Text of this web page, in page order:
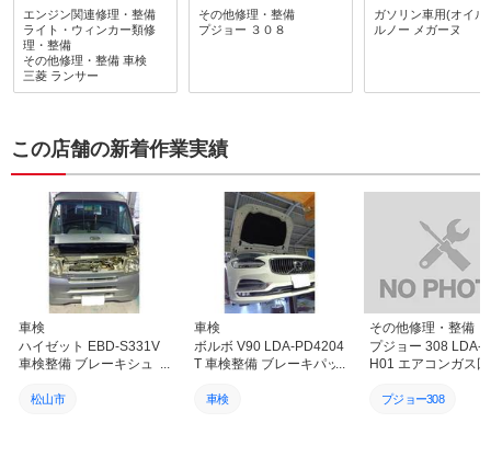
備・修理作業をしてくださ
りこちらのニーズに応じた
対応をしてくださいました
ありがとうございましたま
た車検後に急な整備作業依
頼にも迅速 丁寧に対応し
ー7 FDの再登録に向けて
ご迷惑をおかけしているこ
とと思うのですが気長に合
わせて対応してくださり本
当にありがたく感謝してま
す旧車や海外製の難易度の
高い整備作業にも車のオー
ナーさん側の想いを汲んで
高い技術と人脈 会社間の
繋がりをもって丁寧に対応
されて様子が相談してる時
員さんや工場の様子から感
エンジン関連修理・整備
ライト・ウィンカー類修
理・整備
その他修理・整備 車検
三菱 ランサー
所が奥に入り込んだ所にあ
り、尚且つ、色々と部品を
いします。
その他修理・整備
プジョー ３０８
いて非常にわかりや
得してお願いできま
ガソリン車用(オイル
ルノー メガーヌ
この店舗の新着作業実績
車検
ハイゼット EBD-S331V
車検整備 ブレーキシュ
愛媛 松山 伊予 西条 新居
松山市
車検
ボルボ V90 LDA-PD4204
T 車検整備 ブレーキパッ
媛 松山 伊予 西条 新居浜
車検
その他修理・整備
プジョー 308 LDA-
H01 エアコンガス
ブルー補充！快適
プジョー308